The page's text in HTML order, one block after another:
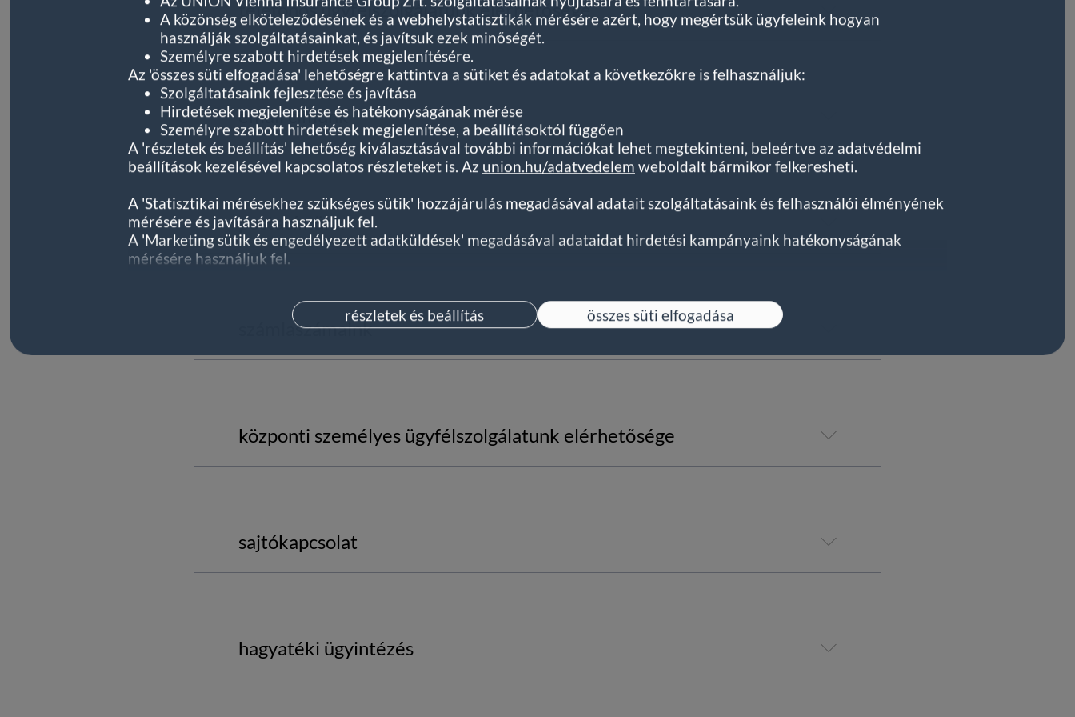
A közönség elköteleződésének és a webhelystatisztikák mérésére azért, hogy megértsük ügyfeleink hogyan
használják szolgáltatásainkat, és javítsuk ezek minőségét.
Személyre szabott hirdetések megjelenítésére.
Az 'összes süti elfogadása' lehetőségre kattintva a sütiket és adatokat a következőkre is felhasználjuk:
Szolgáltatásaink fejlesztése és javítása
Hirdetések megjelenítése és hatékonyságának mérése
Személyre szabott hirdetések megjelenítése, a beállításoktól függően
A 'részletek és beállítás' lehetőség kiválasztásával további információkat lehet megtekinteni, beleértve az adatvédelmi
beállítások kezelésével kapcsolatos részleteket is. Az union.hu/adatvedelem weboldalt bármikor felkeresheti.
A 'Statisztikai mérésekhez szükséges sütik' hozzájárulás megadásával adatait szolgáltatásaink és felhasználói élményének
mérésére és javítására használjuk fel.
A 'Marketing sütik és engedélyezett adatküldések' megadásával adataidat hirdetési kampányaink hatékonyságának
mérésére használjuk fel.
További információk a Google üzleti adatokra vonatkozó felelősségéről és felhasználásáról az alábbi
összes süti elfogadása
részletek és beállítás
telefonos ügyfélszolgálatunk elérhetősége
email címünk
postacímünk
számlaszámaink
központi személyes ügyfélszolgálatunk elérhetősége
sajtókapcsolat
hagyatéki ügyintézés